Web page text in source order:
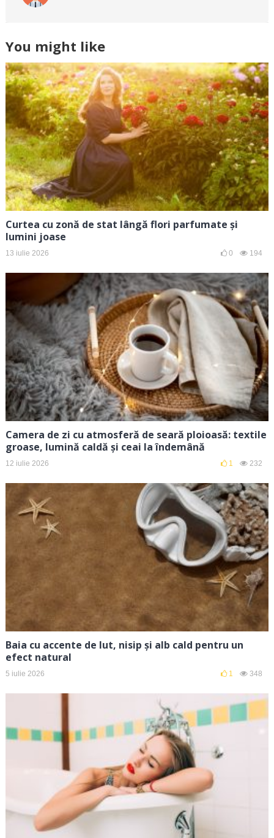
You might like
Curtea cu zonă de stat lângă flori parfumate și
lumini joase
13 iulie 2026 0 194
Camera de zi cu atmosferă de seară ploioasă: textile
groase, lumină caldă și ceai la îndemână
12 iulie 2026 1 232
Baia cu accente de lut, nisip și alb cald pentru un
efect natural
5 iulie 2026 1 348